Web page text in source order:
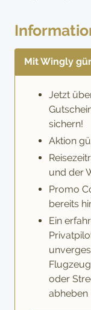
Mit Wingly
Jetzt
sichern!
Aktion
und der
Promo
bereits
Ein
oder
abheben